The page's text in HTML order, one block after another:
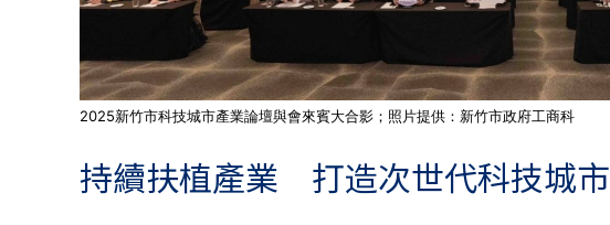
2025新竹市科技城市產業論壇與會來賓大合影；照片提供：新竹市政府工商科
持續扶植產業 打造次世代科技城市